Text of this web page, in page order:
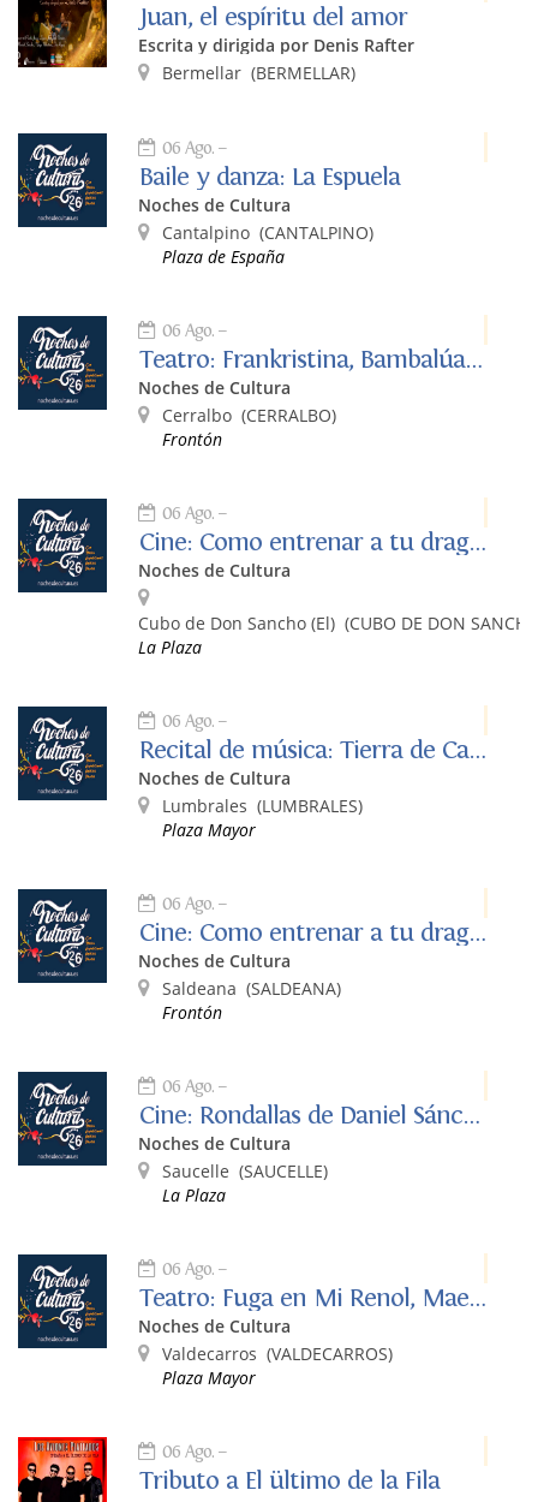
Juan, el espíritu del amor
Escrita y dirigida por Denis Rafter
Bermellar (BERMELLAR)
06 Ago.
Baile y danza: La Espuela
Noches de Cultura
Cantalpino (CANTALPINO)
Plaza de España
06 Ago.
Teatro: Frankristina, Bambalúa Teatro
Noches de Cultura
Cerralbo (CERRALBO)
Frontón
06 Ago.
Cine: Como entrenar a tu dragón de Dean DeBlois
Noches de Cultura
Cubo de Don Sancho (El) (CUBO DE DON
La Plaza
06 Ago.
Recital de música: Tierra de Castilla Folk
Noches de Cultura
Lumbrales (LUMBRALES)
Plaza Mayor
06 Ago.
Cine: Como entrenar a tu dragón de Dean DeBlois
Noches de Cultura
Saldeana (SALDEANA)
Frontón
06 Ago.
Cine: Rondallas de Daniel Sánchez Arévalo
Noches de Cultura
Saucelle (SAUCELLE)
La Plaza
06 Ago.
Teatro: Fuga en Mi Renol, Maestro Ruiz y Miguelón
Noches de Cultura
Valdecarros (VALDECARROS)
Plaza Mayor
06 Ago.
Tributo a El ültimo de la Fila